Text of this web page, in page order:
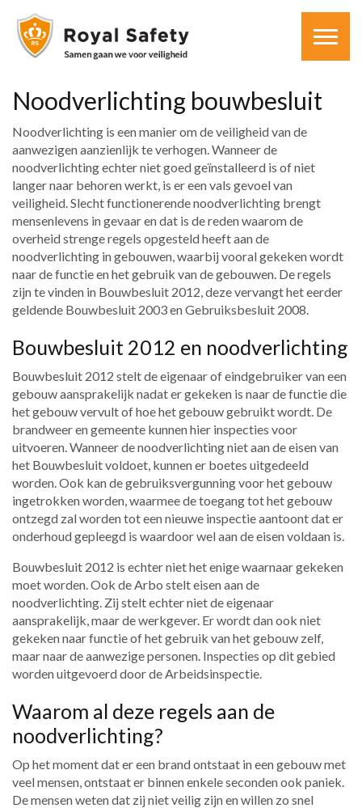
Noodverlichting bouwbesluit
Noodverlichting is een manier om de veiligheid van de
aanwezigen aanzienlijk te verhogen. Wanneer de
noodverlichting echter niet goed geïnstalleerd is of niet
langer naar behoren werkt, is er een vals gevoel van
veiligheid. Slecht functionerende noodverlichting brengt
mensenlevens in gevaar en dat is de reden waarom de
overheid strenge regels opgesteld heeft aan de
noodverlichting in gebouwen, waarbij vooral gekeken wordt
naar de functie en het gebruik van de gebouwen. De regels
zijn te vinden in Bouwbesluit 2012, deze vervangt het eerder
geldende Bouwbesluit 2003 en Gebruiksbesluit 2008.
Bouwbesluit 2012 en noodverlichting
Bouwbesluit 2012 stelt de eigenaar of eindgebruiker van een
gebouw aansprakelijk nadat er gekeken is naar de functie die
het gebouw vervult of hoe het gebouw gebruikt wordt. De
brandweer en gemeente kunnen hier inspecties voor
uitvoeren. Wanneer de noodverlichting niet aan de eisen van
het Bouwbesluit voldoet, kunnen er boetes uitgedeeld
worden. Ook kan de gebruiksvergunning voor het gebouw
ingetrokken worden, waarmee de toegang tot het gebouw
ontzegd zal worden tot een nieuwe inspectie aantoont dat er
onderhoud gepleegd is waardoor wel aan de eisen voldaan is.
Bouwbesluit 2012 is echter niet het enige waarnaar gekeken
moet worden. Ook de Arbo stelt eisen aan de
noodverlichting. Zij stelt echter niet de eigenaar
aansprakelijk, maar de werkgever. Er wordt dan ook niet
gekeken naar functie of het gebruik van het gebouw zelf,
maar naar de aanwezige personen. Inspecties op dit gebied
worden uitgevoerd door de Arbeidsinspectie.
Waarom al deze regels aan de
noodverlichting?
Op het moment dat er een brand ontstaat in een gebouw met
veel mensen, ontstaat er binnen enkele seconden ook paniek.
De mensen weten dat zij niet veilig zijn en willen zo snel